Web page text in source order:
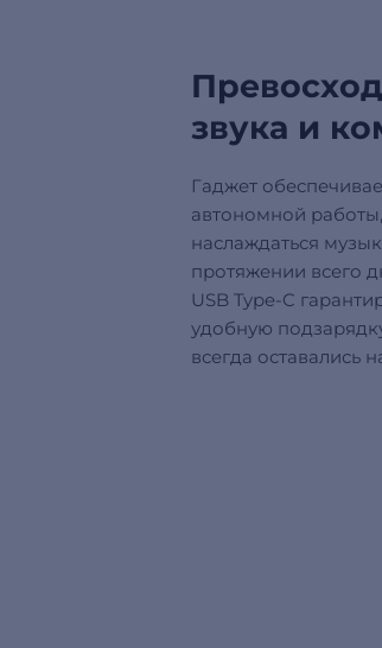
звука и
Гаджет
автономной
наслаждаться
протяжении всего
USB Type-C
удобную
всегда оставались